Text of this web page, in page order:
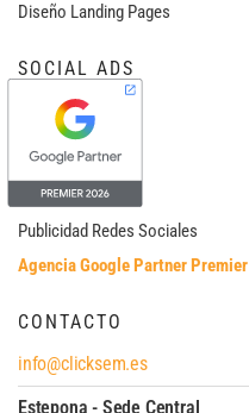
Diseño Landing Pages
SOCIAL ADS
Facebook Ads
Instagram Ads
Linkedin Ads
Publicidad Redes Sociales
Agencia Google Partner Premier
CONTACTO
info@clicksem.es
Estepona - Sede Central